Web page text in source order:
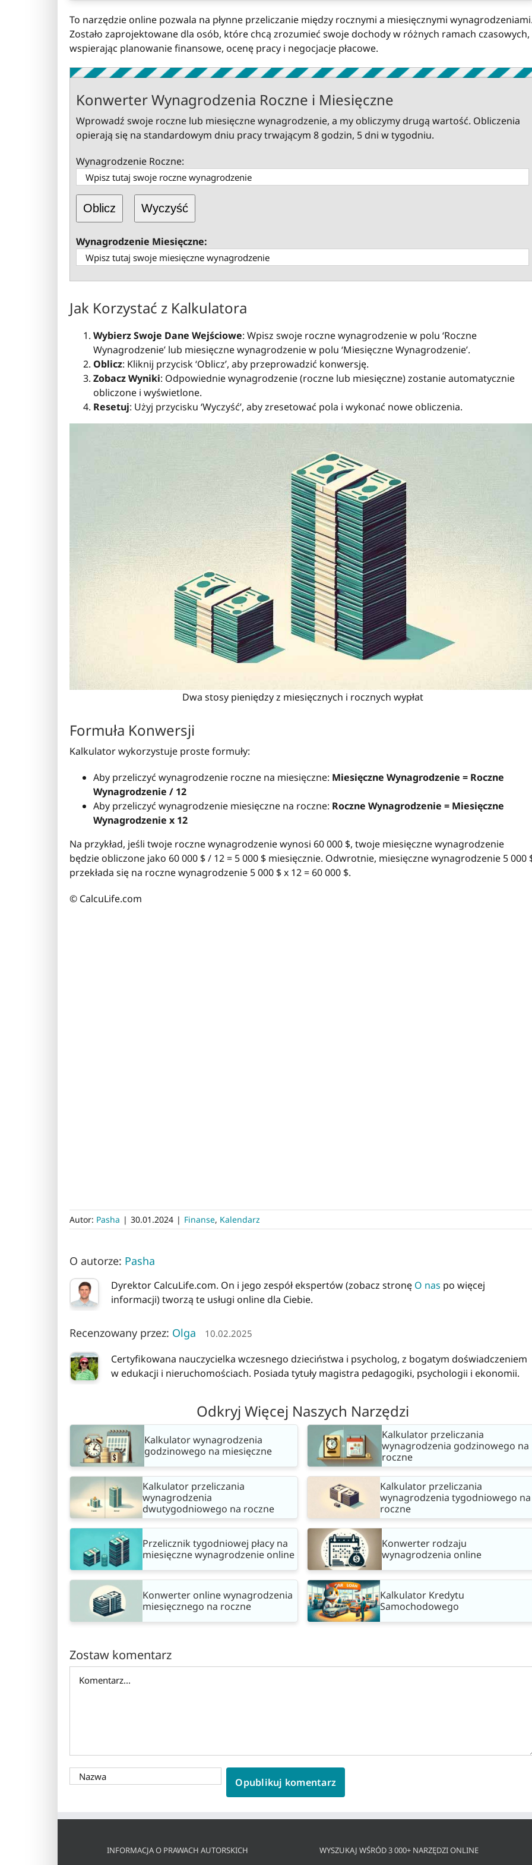
To narzędzie online pozwala na płynne przeliczanie między rocznymi a miesięcznymi
Zostało zaprojektowane dla osób, które chcą zrozumieć swoje dochody w różnych ramach czasowych,
wspierając planowanie finansowe, ocenę pracy i negocjacje płacowe.
Konwerter Wynagrodzenia Roczne i Miesięczne
Wprowadź swoje roczne lub miesięczne wynagrodzenie, a my obliczymy drugą wartość. Obliczenia
opierają się na standardowym dniu pracy trwającym 8 godzin, 5 dni w tygodniu.
Wynagrodzenie Roczne:
Oblicz Wyczyść
Wynagrodzenie Miesięczne:
Jak Korzystać z Kalkulatora
Wybierz Swoje Dane Wejściowe: Wpisz swoje roczne wynagrodzenie w polu ‘Roczne
Wynagrodzenie’ lub miesięczne wynagrodzenie w polu ‘Miesięczne Wynagrodzenie’.
Oblicz: Kliknij przycisk ‘Oblicz’, aby przeprowadzić konwersję.
Zobacz Wyniki: Odpowiednie wynagrodzenie (roczne lub miesięczne) zostanie automatycznie
obliczone i wyświetlone.
Resetuj: Użyj przycisku ‘Wyczyść’, aby zresetować pola i wykonać nowe obliczenia.
Dwa stosy pieniędzy z miesięcznych i rocznych wypłat
Formuła Konwersji
Kalkulator wykorzystuje proste formuły:
Aby przeliczyć wynagrodzenie roczne na miesięczne: Miesięczne Wynagrodzenie = Roczne
Wynagrodzenie / 12
Aby przeliczyć wynagrodzenie miesięczne na roczne: Roczne Wynagrodzenie = Miesięczne
Wynagrodzenie x 12
Na przykład, jeśli twoje roczne wynagrodzenie wynosi 60 000 $, twoje miesięczne wynagrodzenie
będzie obliczone jako 60 000 $ / 12 = 5 000 $ miesięcznie. Odwrotnie, miesięczne wynagrodzenie 5 000
przekłada się na roczne wynagrodzenie 5 000 $ x 12 = 60 000 $.
© CalcuLife.com
Autor: Pasha | 30.01.2024 | Finanse, Kalendarz
O autorze: Pasha
Dyrektor CalcuLife.com. On i jego zespół ekspertów (zobacz stronę O nas po więcej
informacji) tworzą te usługi online dla Ciebie.
Recenzowany przez: Olga 10.02.2025
Certyfikowana nauczycielka wczesnego dzieciństwa i psycholog, z bogatym doświadczeniem
w edukacji i nieruchomościach. Posiada tytuły magistra pedagogiki, psychologii i ekonomii.
Odkryj Więcej Naszych Narzędzi
Kalkulator wynagrodzenia
godzinowego na miesięczne
Kalkulator przeliczania
wynagrodzenia godzinowego na
roczne
Kalkulator przeliczania
wynagrodzenia
dwutygodniowego na roczne
Kalkulator przeliczania
wynagrodzenia tygodniowego na
roczne
Przelicznik tygodniowej płacy na
miesięczne wynagrodzenie online
Konwerter rodzaju
wynagrodzenia online
Konwerter online wynagrodzenia
miesięcznego na roczne
Kalkulator Kredytu
Samochodowego
Zostaw komentarz
INFORMACJA O PRAWACH AUTORSKICH WYSZUKAJ WŚRÓD 3 000+ NARZĘDZI ONLINE